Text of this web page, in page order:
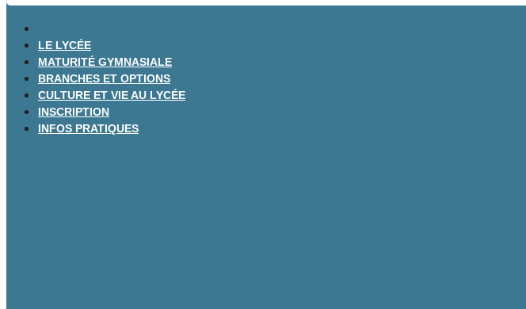
LE LYCÉE
MATURITÉ GYMNASIALE
BRANCHES ET OPTIONS
CULTURE ET VIE AU LYCÉE
INSCRIPTION
INFOS PRATIQUES